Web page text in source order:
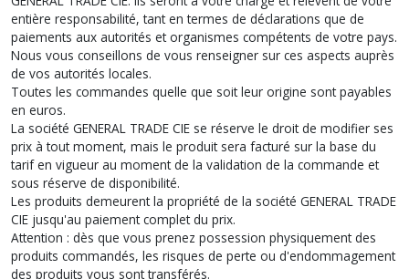
entière responsabilité, tant en termes de déclarations que de
paiements aux autorités et organismes compétents de votre pays.
Nous vous conseillons de vous renseigner sur ces aspects auprès
de vos autorités locales.
Toutes les commandes quelle que soit leur origine sont payables
en euros.
La société GENERAL TRADE CIE se réserve le droit de modifier ses
prix à tout moment, mais le produit sera facturé sur la base du
tarif en vigueur au moment de la validation de la commande et
sous réserve de disponibilité.
Les produits demeurent la propriété de la société GENERAL TRADE
CIE jusqu'au paiement complet du prix.
Attention : dès que vous prenez possession physiquement des
produits commandés, les risques de perte ou d'endommagement
des produits vous sont transférés.